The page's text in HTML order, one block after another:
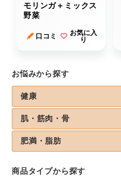
お悩みから探す
健康
肌・筋肉・骨
肥満・脂肪
商品タイプから探す
モリンガ＋ミックス
野菜
口コミ
お気に入
り